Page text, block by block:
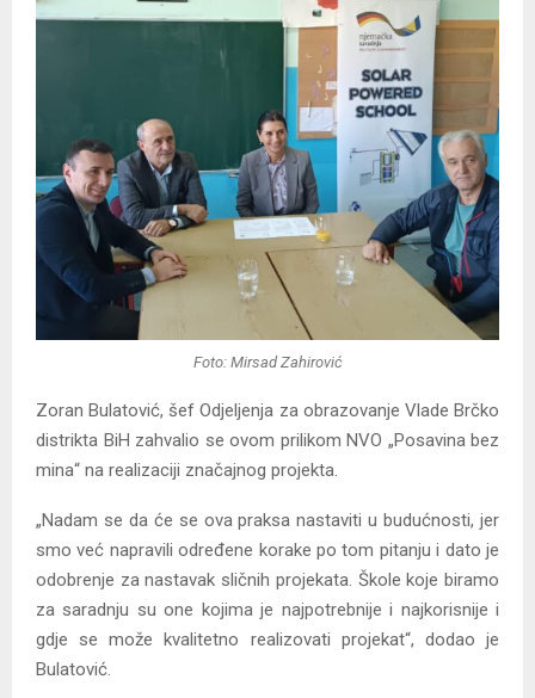
Foto: Mirsad Zahirović
Zoran Bulatović, šef Odjeljenja za obrazovanje Vlade Brčko
distrikta BiH zahvalio se ovom prilikom NVO „Posavina bez
mina“ na realizaciji značajnog projekta.
„Nadam se da će se ova praksa nastaviti u budućnosti, jer
smo već napravili određene korake po tom pitanju i dato je
odobrenje za nastavak sličnih projekata. Škole koje biramo
za saradnju su one kojima je najpotrebnije i najkorisnije i
gdje se može kvalitetno realizovati projekat“, dodao je
Bulatović.